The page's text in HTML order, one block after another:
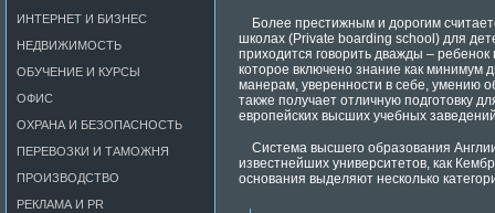
Более престижным и дорогим
школах (Private boarding school) для
приходится говорить дважды –
которое включено знание как минимум
манерам, уверенности в себе, умению
также получает отличную подготовку
европейских высших учебных
Система высшего образования
известнейших университетов, как
основания выделяют несколько
ИНТЕРНЕТ И БИЗНЕС
НЕДВИЖИМОСТЬ
ОБУЧЕНИЕ И КУРСЫ
ОФИС
ОХРАНА И БЕЗОПАСНОСТЬ
ПЕРЕВОЗКИ И ТАМОЖНЯ
ПРОИЗВОДСТВО
РЕКЛАМА И PR